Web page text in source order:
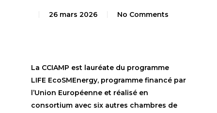
26 mars 2026 No Comments
La CCIAMP est lauréate du programme
LIFE EcoSMEnergy, programme financé par
l’Union Européenne et réalisé en
consortium avec six autres chambres de